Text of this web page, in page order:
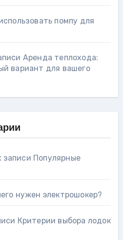
помпу для
Аренда теплохода:
вариант для вашего
записи Популярные
нужен электрошокер?
Критерии выбора лодок